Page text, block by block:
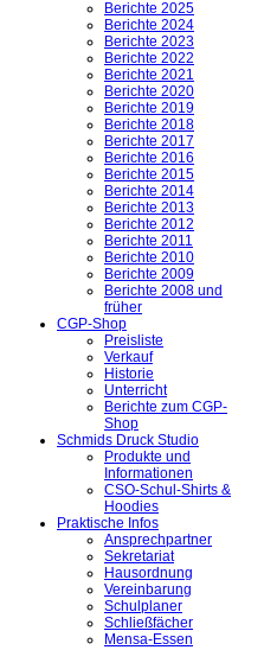
Berichte 2025
Berichte 2024
Berichte 2023
Berichte 2022
Berichte 2021
Berichte 2020
Berichte 2019
Berichte 2018
Berichte 2017
Berichte 2016
Berichte 2015
Berichte 2014
Berichte 2013
Berichte 2012
Berichte 2011
Berichte 2010
Berichte 2009
Berichte 2008 und
früher
CGP-Shop
Preisliste
Verkauf
Historie
Unterricht
Berichte zum CGP-
Shop
Schmids Druck Studio
Produkte und
Informationen
CSO-Schul-Shirts &
Hoodies
Praktische Infos
Ansprechpartner
Sekretariat
Hausordnung
Vereinbarung
Schulplaner
Schließfächer
Mensa-Essen